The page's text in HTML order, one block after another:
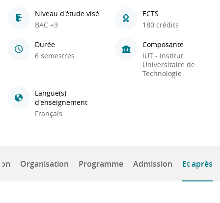
Niveau d'étude visé
BAC +3
ECTS
180 crédits
Durée
6 semestres
Composante
IUT - Institut
Universitaire de
Technologie
Langue(s)
d'enseignement
Français
Organisation Programme Admission Et après